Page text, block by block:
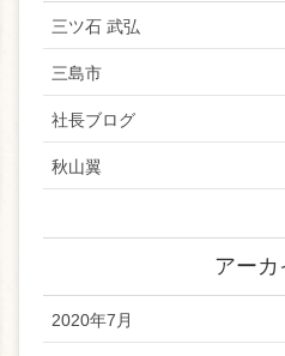
三ツ石 武弘
三島市
社長ブログ
秋山翼
アーカ
2020年7月